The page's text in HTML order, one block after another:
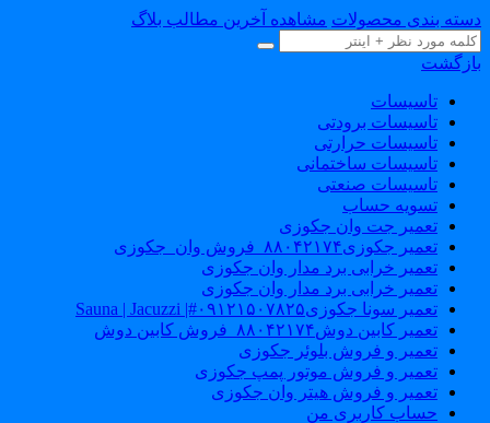
بندی محصولات مشاهده آخرین مطالب بلاگ
تاسیسات
تاسیسات برودتی
تاسیسات حرارتی
تاسیسات ساختمانی
تاسیسات صنعتی
تسویه حساب
تعمیر جت وان جکوزی
تعمیر جکوزی۸۸۰۴۲۱۷۴_فروش وان_جکوزی
تعمیر خرابی برد مدار وان جکوزی
تعمیر خرابی برد مدار وان جکوزی
تعمیر سونا جکوزی۰۹۱۲۱۵۰۷۸۲۵#| Sauna | Jacuzzi
تعمیر کابین دوش۸۸۰۴۲۱۷۴_فروش کابین دوش
تعمیر و فروش بلوئر جکوزی
تعمیر و فروش موتور پمپ جکوزی
تعمیر و فروش هیتر وان جکوزی
حساب کاربری من